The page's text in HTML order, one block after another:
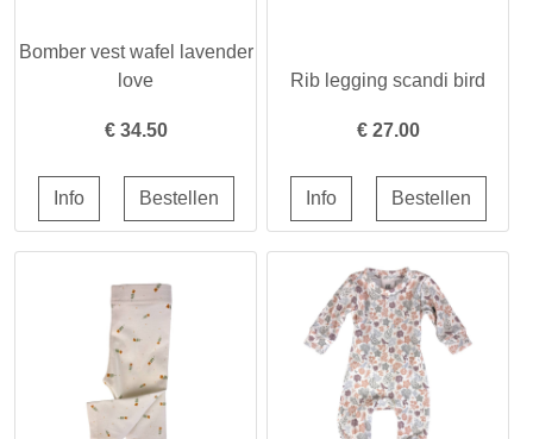
Bomber vest wafel lavender
love
€ 34.50
Rib legging scandi bird
€ 27.00